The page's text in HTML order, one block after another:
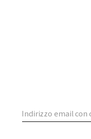
Indirizzo email